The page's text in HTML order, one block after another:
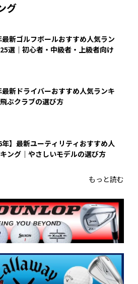
グ
新ゴルフボールおすすめ人気ラン
選｜初心者・中級者・上級者向け
新ドライバーおすすめ人気ランキ
ぶクラブの選び方
年】最新ユーティリティおすすめ人
ング｜やさしいモデルの選び方
もっと読む